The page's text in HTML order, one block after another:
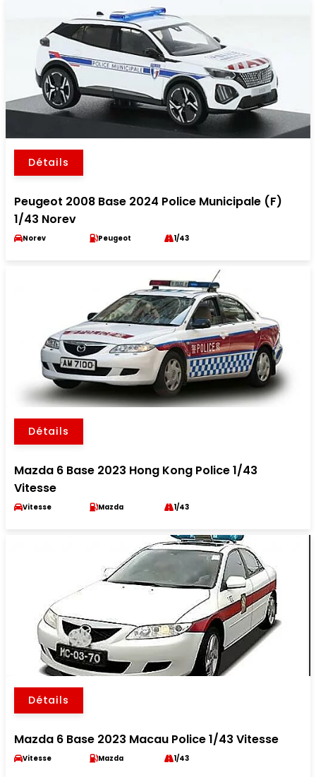
Détails
Peugeot 2008 Base 2024 Police Municipale (F)
1/43 Norev
Norev Peugeot 1/43
Détails
Mazda 6 Base 2023 Hong Kong Police 1/43
Vitesse
Vitesse Mazda 1/43
Détails
Mazda 6 Base 2023 Macau Police 1/43 Vitesse
Vitesse Mazda 1/43